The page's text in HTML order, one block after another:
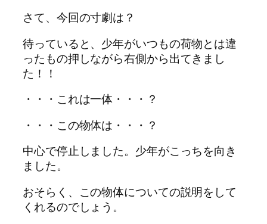
さて、今回の寸劇は？
待っていると、少年がいつもの荷物とは違
ったもの押しながら右側から出てきまし
た！！
・・・これは一体・・・？
・・・この物体は・・・？
中心で停止しました。少年がこっちを向き
ました。
おそらく、この物体についての説明をして
くれるのでしょう。